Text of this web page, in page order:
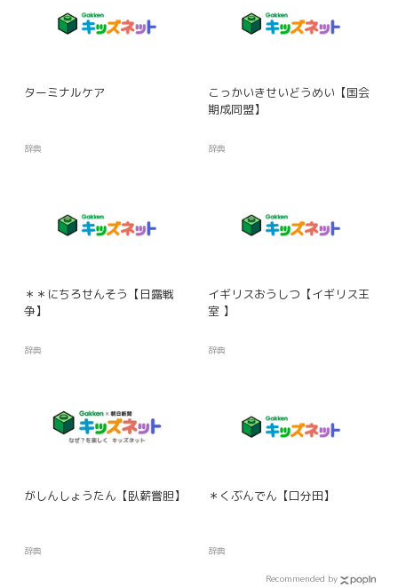
ターミナルケア
辞典
こっかいきせいどうめい【国会
期成同盟】
辞典
＊＊にちろせんそう【日露戦
争】
辞典
イギリスおうしつ【イギリス王
室 】
辞典
がしんしょうたん【臥薪嘗胆】
辞典
＊くぶんでん【口分田】
辞典
Recommended by